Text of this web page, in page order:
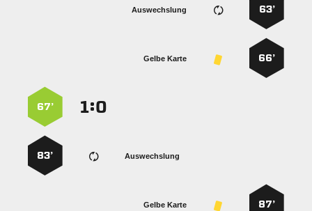
63’
Auswechslung
66’
Gelbe Karte
:
67’
Auswechslung
83’
87’
Gelbe Karte